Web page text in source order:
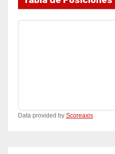
Data provided by Scoreaxis